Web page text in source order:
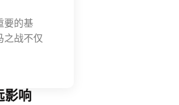
要的基
之战不仅
影响